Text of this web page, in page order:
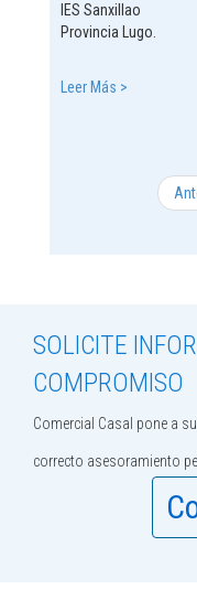
IES Sanxillao
Provincia Lugo.
Leer Más >
SOLICITE
COMPROMISO
Comercial Casal pone a
correcto asesoramiento